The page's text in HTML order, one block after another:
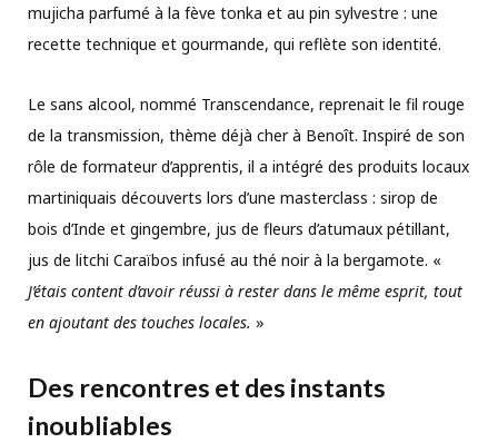
mujicha parfumé à la fève tonka et au pin sylvestre : une
recette technique et gourmande, qui reflète son identité.
Le sans alcool, nommé Transcendance, reprenait le fil rouge
de la transmission, thème déjà cher à Benoît. Inspiré de son
rôle de formateur d’apprentis, il a intégré des produits locaux
martiniquais découverts lors d’une masterclass : sirop de
bois d’Inde et gingembre, jus de fleurs d’atumaux pétillant,
jus de litchi Caraïbos infusé au thé noir à la bergamote. «
J’étais content d’avoir réussi à rester dans le même esprit, tout
en ajoutant des touches locales. »
Des rencontres et des instants
inoubliables